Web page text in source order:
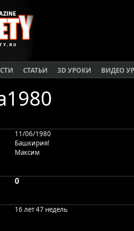
СТАТЬИ 3D УРОКИ
ВИДЕО
11/06/1980
Башкирия!
Максим
0
16 лет 47 недель